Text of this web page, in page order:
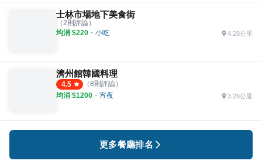
士林市場地下美食街
（2則評論）
均消 $220 ・ 小吃 4.28公里
濟州館韓國料理
4.5 （8則評論）
均消 $1200 ・ 宵夜 3.28公里
更多餐廳排名